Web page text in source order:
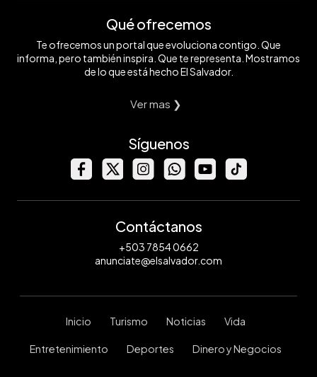
Qué ofrecemos
Te ofrecemos un portal que evoluciona contigo. Que
informa, pero también inspira. Que te representa. Mostramos
de lo que está hecho El Salvador.
Ver mas ❯
Síguenos
Contáctanos
+503 7854 0662
anunciate@elsalvador.com
Inicio Turismo Noticias Vida
Entretenimiento Deportes Dinero y Negocios